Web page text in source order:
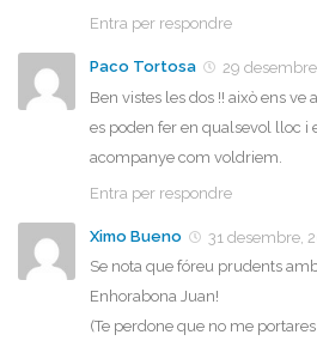
Entra per respondre
Paco Tortosa
29
Ben vistes les dos !! això ens
es poden fer en qualsevol lloc i
acompanye com voldriem.
Entra per respondre
Ximo Bueno
31 desembre,
Se nota que fóreu prudents
Enhorabona Juan!
(Te perdone que no me